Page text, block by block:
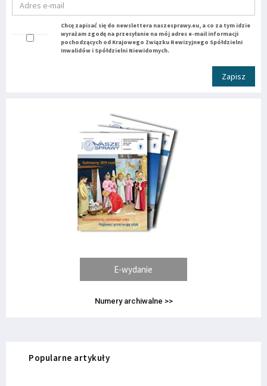
Chcę zapisać się do newslettera naszesprawy.eu, a co za tym idzie
wyrażam zgodę na przesyłanie na mój adres e-mail informacji
pochodzących od Krajowego Związku Rewizyjnego Spółdzielni
Inwalidów i Spółdzielni Niewidomych.
Zapisz
E-wydanie
Numery archiwalne >>
Popularne artykuły